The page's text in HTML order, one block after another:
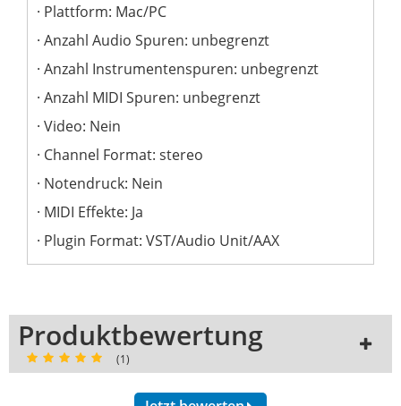
Plattform: Mac/PC
Anzahl Audio Spuren: unbegrenzt
Anzahl Instrumentenspuren: unbegrenzt
Anzahl MIDI Spuren: unbegrenzt
Video: Nein
Channel Format: stereo
Notendruck: Nein
MIDI Effekte: Ja
Plugin Format: VST/Audio Unit/AAX
Produktbewertung
(1)